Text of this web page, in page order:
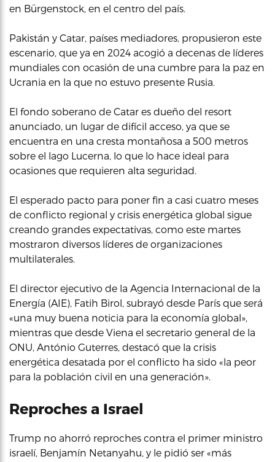
en Bürgenstock, en el centro del país.
Pakistán y Catar, países mediadores, propusieron este
escenario, que ya en 2024 acogió a decenas de líderes
mundiales con ocasión de una cumbre para la paz en
Ucrania en la que no estuvo presente Rusia.
El fondo soberano de Catar es dueño del resort
anunciado, un lugar de difícil acceso, ya que se
encuentra en una cresta montañosa a 500 metros
sobre el lago Lucerna, lo que lo hace ideal para
ocasiones que requieren alta seguridad.
El esperado pacto para poner fin a casi cuatro meses
de conflicto regional y crisis energética global sigue
creando grandes expectativas, como este martes
mostraron diversos líderes de organizaciones
multilaterales.
El director ejecutivo de la Agencia Internacional de la
Energía (AIE), Fatih Birol, subrayó desde París que será
«una muy buena noticia para la economía global»,
mientras que desde Viena el secretario general de la
ONU, António Guterres, destacó que la crisis
energética desatada por el conflicto ha sido «la peor
para la población civil en una generación».
Reproches a Israel
Trump no ahorró reproches contra el primer ministro
israelí, Benjamín Netanyahu, y le pidió ser «más